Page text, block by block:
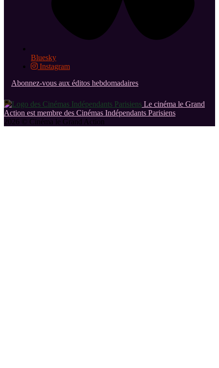
Bluesky
Instagram
Abonnez-vous aux éditos hebdomadaires
Le cinéma le Grand
Action est membre des Cinémas Indépendants Parisiens
2026 © Cinéma le Grand Action